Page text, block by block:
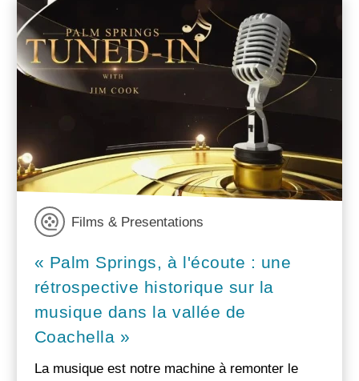
Films & Presentations
« Palm Springs, à l'écoute : une
rétrospective historique sur la
musique dans la vallée de
Coachella »
La musique est notre machine à remonter le